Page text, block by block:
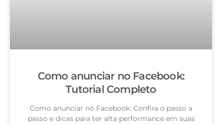
Como anunciar no Facebook:
Tutorial Completo
Como anunciar no Facebook: Confira o passo a
passo e dicas para ter alta performance em suas